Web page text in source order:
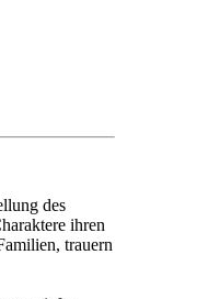
des
ihren
trauern